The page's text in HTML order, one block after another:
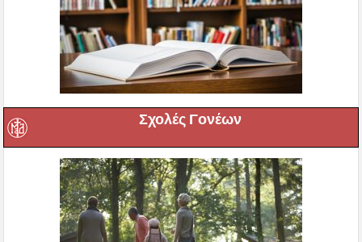
Σχολές Γονέων